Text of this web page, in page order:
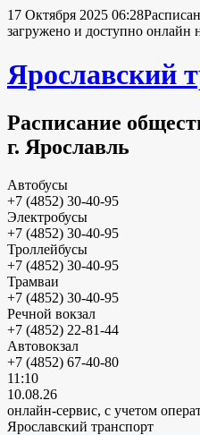
17 Октября 2025 06:28
загружено и доступно онлайн
Ярославский
Расписание
г. Ярославль
Автобусы
+7 (4852) 30-40-95
Электробусы
+7 (4852) 30-40-95
Троллейбусы
+7 (4852) 30-40-95
Трамваи
+7 (4852) 30-40-95
Речной вокзал
+7 (4852) 22-81-44
Автовокзал
+7 (4852) 67-40-80
11:10
10.08.26
онлайн-сервис, с учетом
Ярославский транспорт